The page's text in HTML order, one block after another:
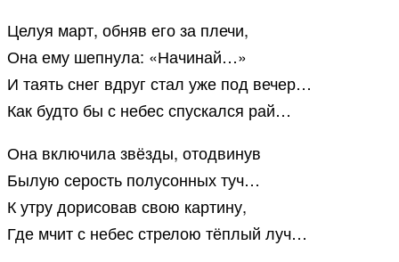
Целуя март, обняв его за плечи,
Она ему шепнула: «Начинай…»
И таять снег вдруг стал уже под вечер…
Как будто бы с небес спускался рай…
Она включила звёзды, отодвинув
Былую серость полусонных туч…
К утру дорисовав свою картину,
Где мчит с небес стрелою тёплый луч…